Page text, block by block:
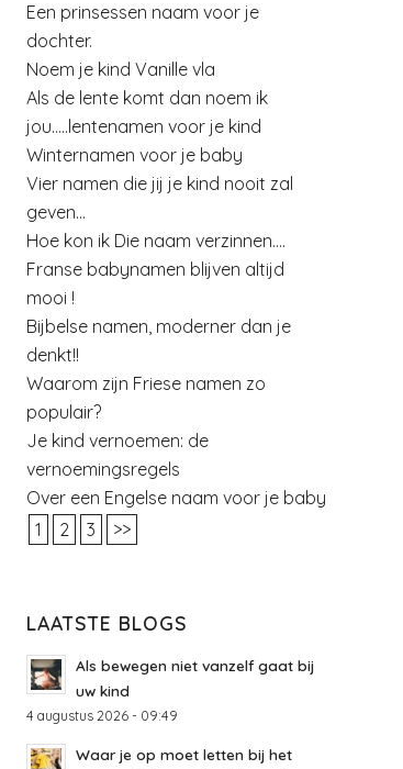
Een prinsessen naam voor je
dochter.
Noem je kind Vanille vla
Als de lente komt dan noem ik
jou…..lentenamen voor je kind
Winternamen voor je baby
Vier namen die jij je kind nooit zal
geven…
Hoe kon ik Die naam verzinnen….
Franse babynamen blijven altijd
mooi !
Bijbelse namen, moderner dan je
denkt!!
Waarom zijn Friese namen zo
populair?
Je kind vernoemen: de
vernoemingsregels
Over een Engelse naam voor je baby
1
2 3 >>
LAATSTE BLOGS
Als bewegen niet vanzelf gaat bij
uw kind
4 augustus 2026 - 09:49
Waar je op moet letten bij het